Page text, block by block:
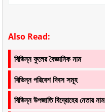
Also Read:
বিভিন্ন ফুলের বৈজ্ঞানিক নাম
বিভিন্ন পরিবেশ দিবস সমূহ
বিভিন্ন উপজাতি বিদ্রোহের নেতার নাম